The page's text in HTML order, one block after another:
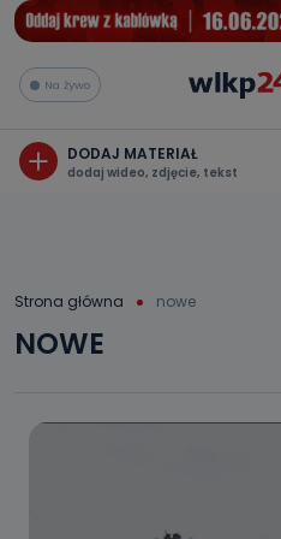
Na żywo
DODAJ MATERIAŁ
dodaj wideo, zdjęcie, tekst
Strona główna nowe
NOWE